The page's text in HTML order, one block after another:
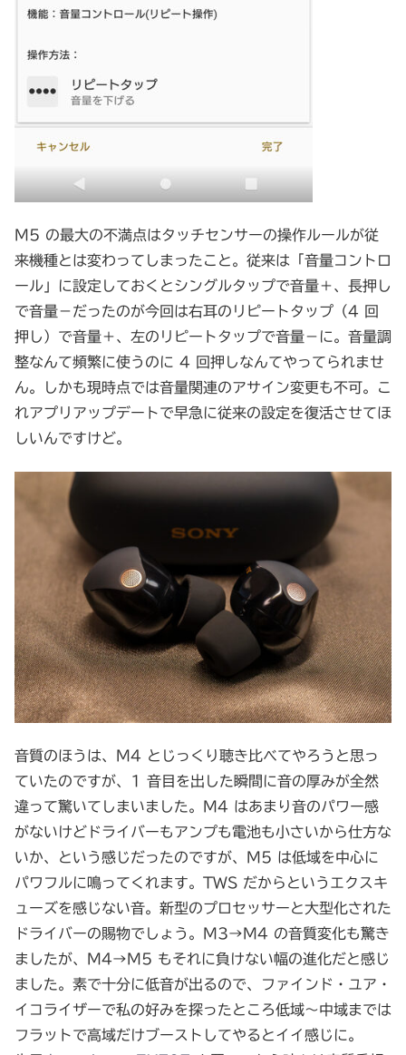
M5 の最大の不満点はタッチセンサーの操作ルールが従
来機種とは変わってしまったこと。従来は「音量コントロ
ール」に設定しておくとシングルタップで音量＋、長押し
で音量－だったのが今回は右耳のリピートタップ（4 回
押し）で音量＋、左のリピートタップで音量－に。音量調
整なんて頻繁に使うのに 4 回押しなんてやってられませ
ん。しかも現時点では音量関連のアサイン変更も不可。こ
れアプリアップデートで早急に従来の設定を復活させてほ
しいんですけど。
音質のほうは、M4 とじっくり聴き比べてやろうと思っ
ていたのですが、1 音目を出した瞬間に音の厚みが全然
違って驚いてしまいました。M4 はあまり音のパワー感
がないけどドライバーもアンプも電池も小さいから仕方な
いか、という感じだったのですが、M5 は低域を中心に
パワフルに鳴ってくれます。TWS だからというエクスキ
ューズを感じない音。新型のプロセッサーと大型化された
ドライバーの賜物でしょう。M3→M4 の音質変化も驚き
ましたが、M4→M5 もそれに負けない幅の進化だと感じ
ました。素で十分に低音が出るので、ファインド・ユア・
イコライザーで私の好みを探ったところ低域～中域までは
フラットで高域だけブーストしてやるとイイ感じに。